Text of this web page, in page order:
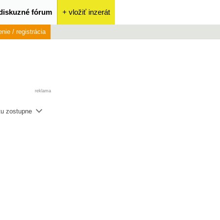
fórum + vložiť inzerát
/ registrácia
reklama
zostupne